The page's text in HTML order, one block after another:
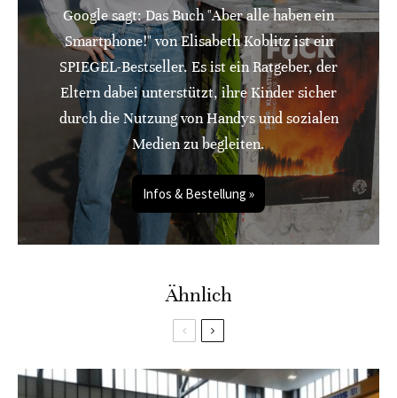
Google sagt: Das Buch "Aber alle haben ein
Smartphone!" von Elisabeth Koblitz ist ein
SPIEGEL-Bestseller. Es ist ein Ratgeber, der
Eltern dabei unterstützt, ihre Kinder sicher
durch die Nutzung von Handys und sozialen
Medien zu begleiten.
Infos & Bestellung »
Ähnlich